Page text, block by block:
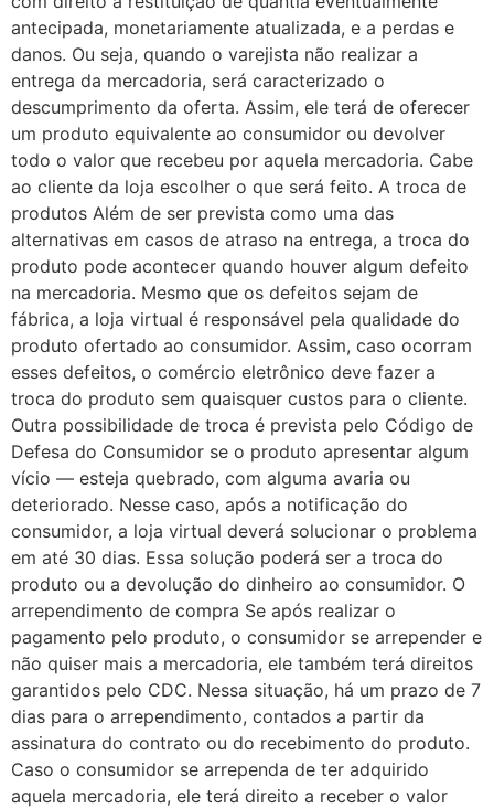
antecipada, monetariamente atualizada, e a perdas e
danos. Ou seja, quando o varejista não realizar a
entrega da mercadoria, será caracterizado o
descumprimento da oferta. Assim, ele terá de oferecer
um produto equivalente ao consumidor ou devolver
todo o valor que recebeu por aquela mercadoria. Cabe
ao cliente da loja escolher o que será feito. A troca de
produtos Além de ser prevista como uma das
alternativas em casos de atraso na entrega, a troca do
produto pode acontecer quando houver algum defeito
na mercadoria. Mesmo que os defeitos sejam de
fábrica, a loja virtual é responsável pela qualidade do
produto ofertado ao consumidor. Assim, caso ocorram
esses defeitos, o comércio eletrônico deve fazer a
troca do produto sem quaisquer custos para o cliente.
Outra possibilidade de troca é prevista pelo Código de
Defesa do Consumidor se o produto apresentar algum
vício — esteja quebrado, com alguma avaria ou
deteriorado. Nesse caso, após a notificação do
consumidor, a loja virtual deverá solucionar o problema
em até 30 dias. Essa solução poderá ser a troca do
produto ou a devolução do dinheiro ao consumidor. O
arrependimento de compra Se após realizar o
pagamento pelo produto, o consumidor se arrepender e
não quiser mais a mercadoria, ele também terá direitos
garantidos pelo CDC. Nessa situação, há um prazo de 7
dias para o arrependimento, contados a partir da
assinatura do contrato ou do recebimento do produto.
Caso o consumidor se arrependa de ter adquirido
aquela mercadoria, ele terá direito a receber o valor